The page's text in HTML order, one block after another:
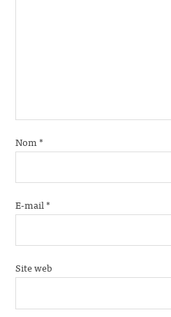
Nom*
E-mail*
Site web